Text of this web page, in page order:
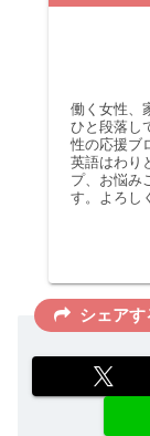
働く女性、
ひと段落し
性の応援ブ
英語はわり
プ、お悩み
す。よろし
シェアす